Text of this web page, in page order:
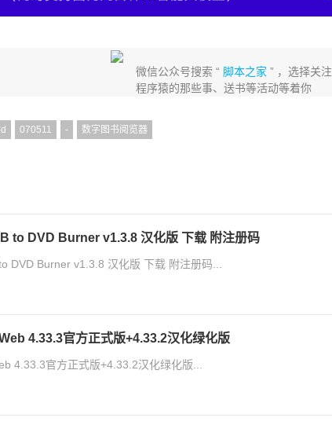
微信公众号搜索 “ 脚本之家 ” ，选择关注
程序猿的那些事、送书等活动等着你
070511 -
数字图书阅览器
to DVD Burner v1.3.8 汉化版 下载 附注册码
DVD Burner v1.3.8 汉化版 下载 附注册码...
4.33.3官方正式版+4.33.2汉化绿化版
4.33.3官方正式版+4.33.2汉化绿化版...